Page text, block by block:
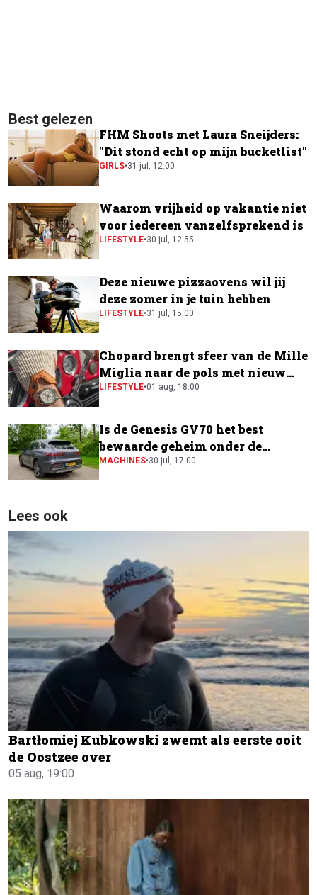
Best gelezen
FHM Shoots met Laura Sneijders:
"Dit stond echt op mijn bucketlist"
GIRLS•31 jul, 12:00
Waarom vrijheid op vakantie niet
voor iedereen vanzelfsprekend is
LIFESTYLE•30 jul, 12:55
Deze nieuwe pizzaovens wil jij
deze zomer in je tuin hebben
LIFESTYLE•31 jul, 15:00
Chopard brengt sfeer van de Mille
Miglia naar de pols met nieuw
horloge
LIFESTYLE•01 aug, 18:00
Is de Genesis GV70 het best
bewaarde geheim onder de
elektrische SUV's?
MACHINES•30 jul, 17:00
Lees ook
Bartłomiej Kubkowski zwemt als eerste ooit
de Oostzee over
05 aug, 19:00